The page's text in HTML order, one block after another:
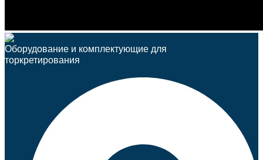
Оборудование и комплектующие для
торкретирования